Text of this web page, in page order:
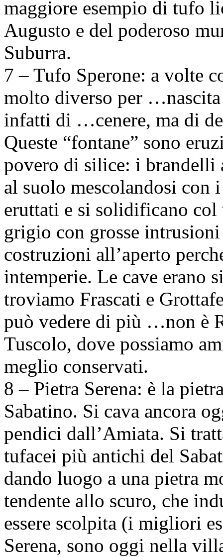
maggiore esempio di tufo
Augusto e del poderoso
Suburra.
7 – Tufo Sperone: a volte
molto diverso per …nascita
infatti di …cenere, ma di
Queste “fontane” sono
povero di silice: i brandelli
al suolo mescolandosi con
eruttati e si solidificano
grigio con grosse intrusioni
costruzioni all’aperto
intemperie. Le cave erano
troviamo Frascati e
può vedere di più …non è
Tuscolo, dove possiamo
meglio conservati.
8 – Pietra Serena: è la
Sabatino. Si cava ancora
pendici dall’Amiata. Si
tufacei più antichi del
dando luogo a una pietra
tendente allo scuro, che
essere scolpita (i migliori
Serena, sono oggi nella